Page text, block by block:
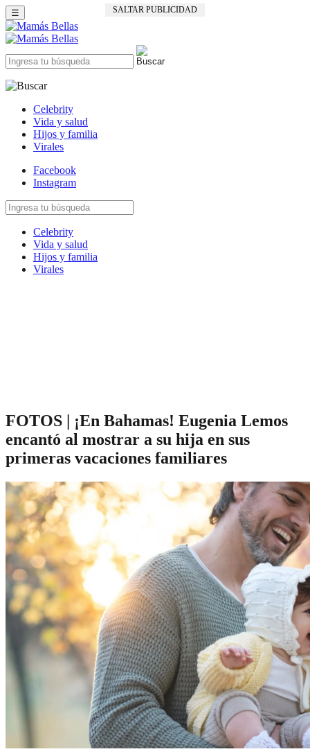
SALTAR PUBLICIDAD
☰
Celebrity
Vida y salud
Hijos y familia
Virales
Facebook
Instagram
Celebrity
Vida y salud
Hijos y familia
Virales
FOTOS | ¡En Bahamas! Eugenia Lemos
encantó al mostrar a su hija en sus
primeras vacaciones familiares